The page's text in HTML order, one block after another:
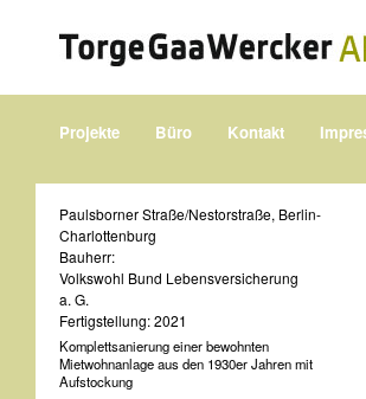
Projekte Büro Kontakt
Paulsborner Straße/Nestorstraße, Berlin-
Charlottenburg
Bauherr:
Volkswohl Bund Lebensversicherung
a. G.
Fertigstellung: 2021
Komplettsanierung einer bewohnten
Mietwohnanlage aus den 1930er Jahren mit
Aufstockung